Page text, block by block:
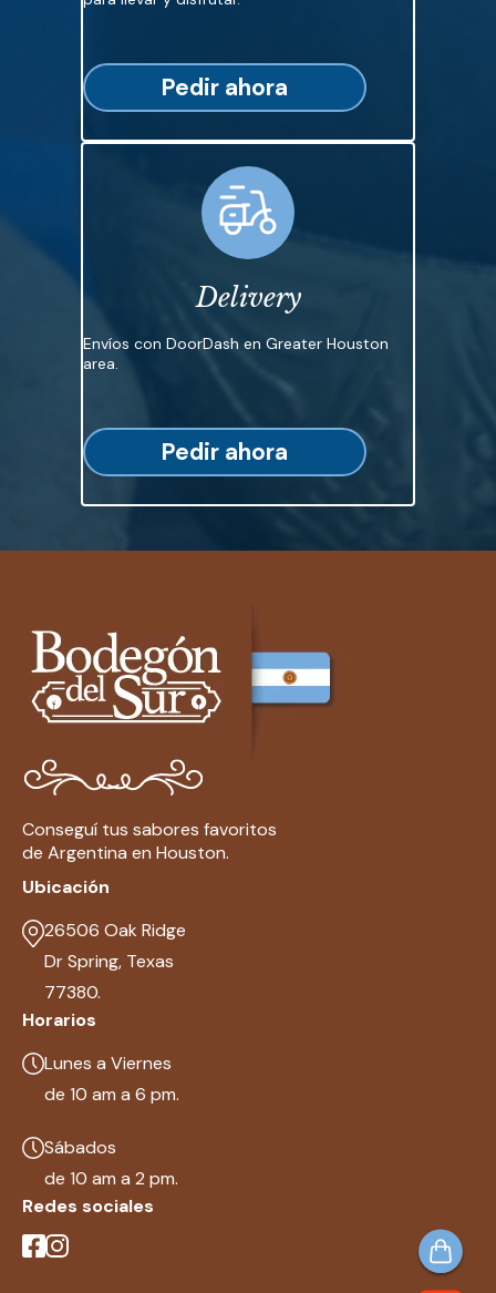
Pedir ahora
Delivery
Envíos con DoorDash en Greater Houston
area.
Pedir ahora
Conseguí tus sabores favoritos
de Argentina en Houston.
Ubicación
26506 Oak Ridge
Dr Spring, Texas
77380.
Horarios
Lunes a Viernes
de 10 am a 6 pm.
Sábados
de 10 am a 2 pm.
Redes sociales